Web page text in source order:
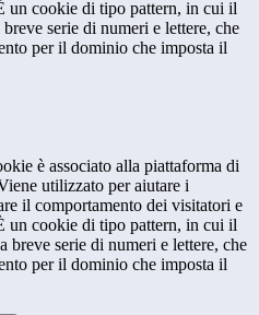
un cookie di tipo pattern, in cui il
serie di numeri e lettere, che
per il dominio che imposta il
è associato alla piattaforma di
utilizzato per aiutare i
il comportamento dei visitatori e
un cookie di tipo pattern, in cui il
breve serie di numeri e lettere, che
per il dominio che imposta il